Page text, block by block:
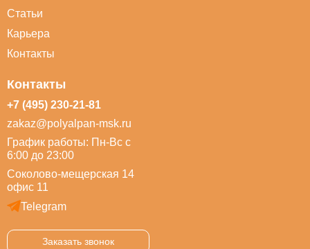
Статьи
Карьера
Контакты
Контакты
+7 (495) 230-21-81
zakaz@polyalpan-msk.ru
График работы: Пн-Вс с
6:00 до 23:00
Соколово-мещерская 14
офис 11
Telegram
Заказать звонок